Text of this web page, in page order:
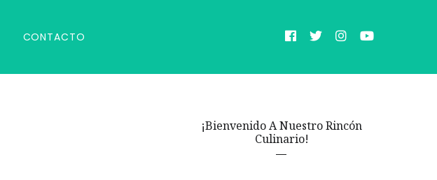
CONTACTO
¡Bienvenido A Nuestro Rincón
Culinario!